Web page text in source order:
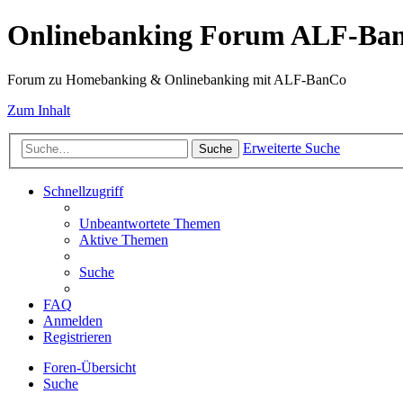
Onlinebanking Forum ALF-
Forum zu Homebanking & Onlinebanking mit ALF-BanCo
Zum Inhalt
Suche Erweiterte Suche
Schnellzugriff
Unbeantwortete Themen
Aktive Themen
Suche
FAQ
Anmelden
Registrieren
Foren-Übersicht
Suche